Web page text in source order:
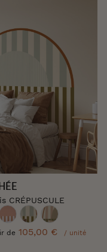
CRÉPUSCULE
de 105,00 € / unité